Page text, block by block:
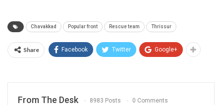
Chavakkad Popular front Rescue team Thrissur
Share Facebook Twitter Google+
From The Desk 8983 Posts 0 Comments